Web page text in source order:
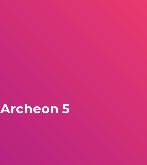
Archeon 5